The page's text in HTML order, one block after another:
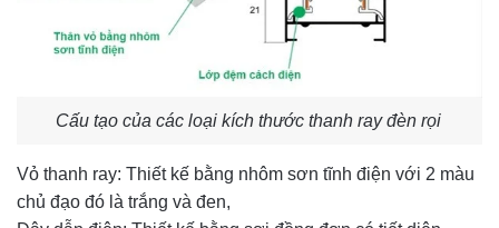
Cấu tạo của các loại kích thước thanh ray đèn rọi
Vỏ thanh ray: Thiết kế bằng nhôm sơn tĩnh điện với 2 màu
chủ đạo đó là trắng và đen,